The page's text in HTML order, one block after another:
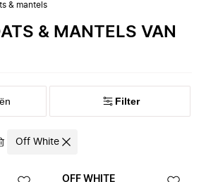
& mantels
& MANTELS VAN
Filter
Off White
OFF WHITE